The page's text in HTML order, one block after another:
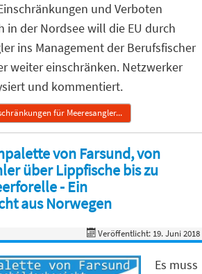
und Verboten
in der Nordsee will die EU durch
ins Management der Berufsfischer
weiter einschränken. Netzwerker
und kommentiert.
für Meeresangler...
von Farsund, von
über Lippfische bis zu
- Ein
aus Norwegen
Veröffentlicht: 19. Juni 2018
Es muss